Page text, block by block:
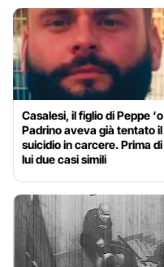
Casalesi, il figlio di Peppe ‘o
Padrino aveva già tentato il
suicidio in carcere. Prima di
lui due casi simili